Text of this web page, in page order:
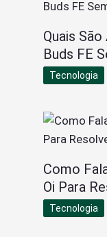
Quais
Buds FE
Tecnologia
Como
Oi Para
Tecnologia